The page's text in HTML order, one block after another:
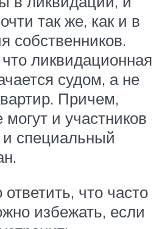
так же, как и в
собственников.
ликвидационная
судом, а не
Причем,
и участников
специальный
что часто
избежать, если